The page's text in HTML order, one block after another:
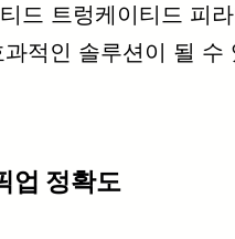
드 트렁케이티드 피
적인 솔루션이 될 수
업 정확도